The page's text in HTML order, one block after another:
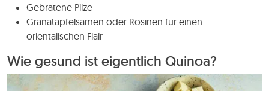
Gebratene Pilze
Granatapfelsamen oder Rosinen für einen
orientalischen Flair
Wie gesund ist eigentlich Quinoa?